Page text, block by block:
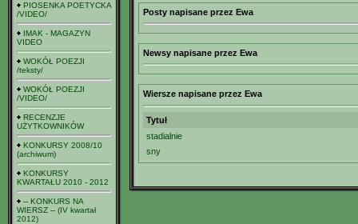
PIOSENKA POETYCKA
/VIDEO/
IMAK - MAGAZYN
VIDEO
WOKÓŁ POEZJI
/teksty/
WOKÓŁ POEZJI
/VIDEO/
RECENZJE
UŻYTKOWNIKÓW
KONKURSY 2008/10
(archiwum)
KONKURSY
KWARTAŁU 2010 - 2012
-- KONKURS NA
WIERSZ -- (IV kwartał
2012)
Posty napisane przez Ewa
Newsy napisane przez Ewa
Wiersze napisane przez Ewa
Tytuł
stadialnie
sny